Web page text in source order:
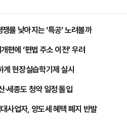
낮아지는 ‘특공’ 노려볼까
에 ‘편법 주소 이전’ 우려
현장실습학기제 실시
세종도 청약 일정 돌입
사업자, 양도세 혜택 폐지 반발